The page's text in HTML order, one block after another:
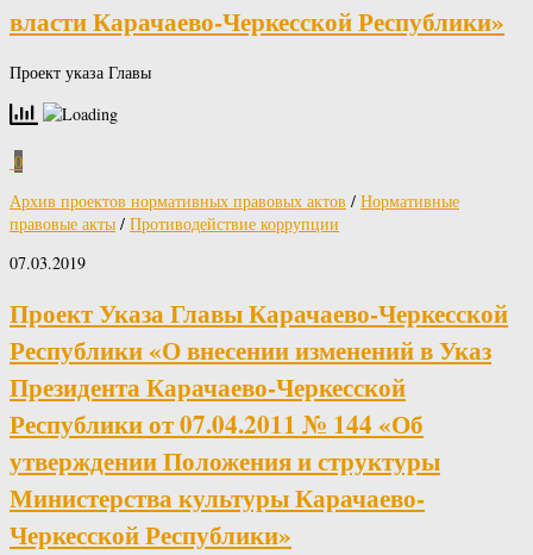
власти Карачаево-Черкесской Республики»
Проект указа Главы
0
Архив проектов нормативных правовых актов / Нормативные
правовые акты / Противодействие коррупции
07.03.2019
Проект Указа Главы Карачаево-Черкесской
Республики «О внесении изменений в Указ
Президента Карачаево-Черкесской
Республики от 07.04.2011 № 144 «Об
утверждении Положения и структуры
Министерства культуры Карачаево-
Черкесской Республики»